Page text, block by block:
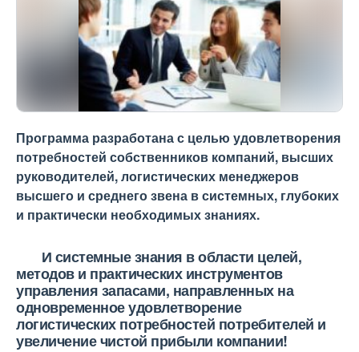
Программа разработана с целью удовлетворения
потребностей собственников компаний, высших
руководителей, логистических менеджеров
высшего и среднего звена в системных, глубоких
и практически необходимых знаниях.
И системные знания в области целей,
методов и практических инструментов
управления запасами, направленных на
одновременное удовлетворение
логистических потребностей потребителей и
увеличение чистой прибыли компании!